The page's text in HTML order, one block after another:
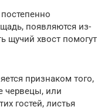
появляются из-
щучий хвост помогут
признаком того,
червецы, или
гостей, листья